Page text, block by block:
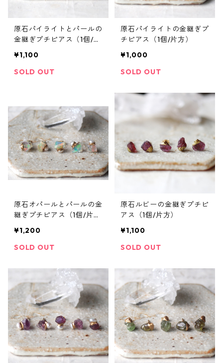
原石パイライトとパールの
金継ぎプチピアス（1個/片
¥1,100
SOLD OUT
原石パイライトの金継ぎプ
チピアス（1個/片方）
¥1,000
SOLD OUT
原石オパールとパールの金
継ぎプチピアス（1個/片
¥1,200
SOLD OUT
原石ルビーの金継ぎプチピ
アス（1個/片方）
¥1,100
SOLD OUT